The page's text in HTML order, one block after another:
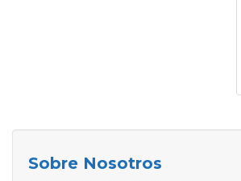
Sobre Nosotros